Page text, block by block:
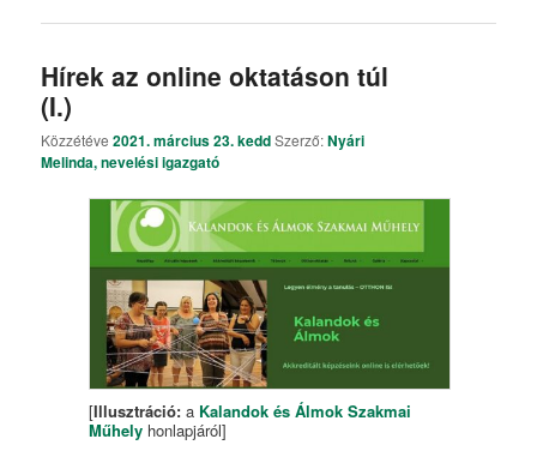
Hírek az online oktatáson túl
(I.)
Közzétéve2021. március 23. keddSzerző:Nyári
Melinda, nevelési igazgató
[Illusztráció: a Kalandok és Álmok Szakmai
Műhely honlapjáról]